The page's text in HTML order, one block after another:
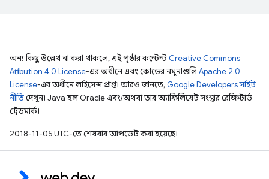
অন্য কিছু উল্লেখ না করা থাকলে, এই পৃষ্ঠার কন্টেন্ট Creative Commons
Attribution 4.0 License-এর অধীনে এবং কোডের নমুনাগুলিApache 2.0
License-এর অধীনে লাইসেন্স প্রাপ্ত। আরও জানতে, Google Developers সাইট
নীতিদেখুন। Java হল Oracle এবং/অথবা তার অ্যাফিলিয়েট সংস্থার রেজিস্টার্ড
ট্রেডমার্ক।
2018-11-05 UTC-তে শেষবার আপডেট করা হয়েছে।